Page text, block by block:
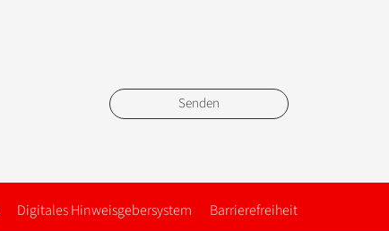
Digitales Hinweisgebersystem Barrierefreiheit